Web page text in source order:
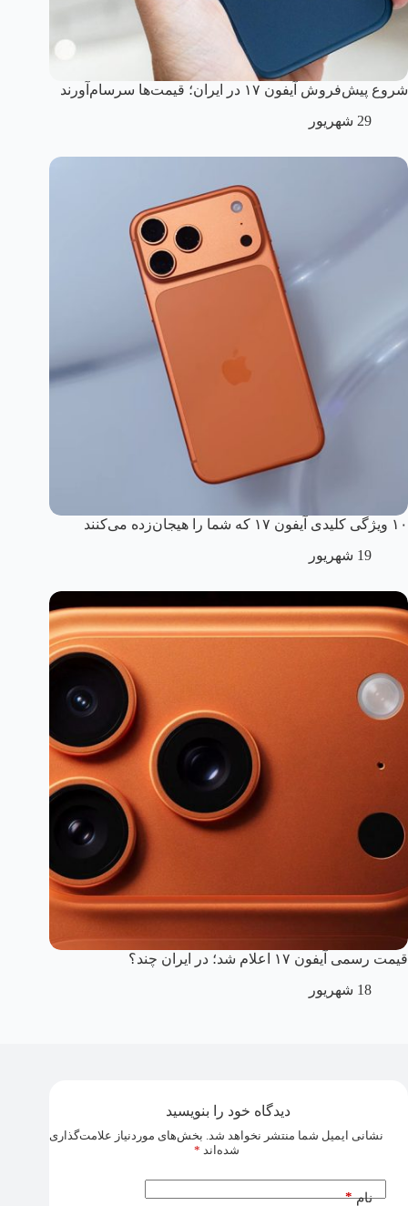
شروع پیش‌فروش آیفون ۱۷ در ایران؛ قیمت‌ها سرسام‌آورند
29 شهریور
۱۰ ویژگی کلیدی آیفون ۱۷ که شما را هیجان‌زده می‌کنند
19 شهریور
قیمت رسمی آیفون ۱۷ اعلام شد؛ در ایران چند؟
18 شهریور
دیدگاه خود را بنویسید
نشانی ایمیل شما منتشر نخواهد شد. بخش‌های موردنیاز علامت‌گذاری
شده‌اند *
نام*